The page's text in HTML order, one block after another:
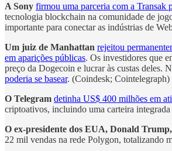
A Sony firmou uma parceria com a Transak
tecnologia blockchain na comunidade de
importante para conectar as indústrias de
Um juiz de Manhattan rejeitou
em aparições públicas. Os investidores que
preço da Dogecoin e lucrar às custas deles.
poderia se basear. (Coindesk; Cointelegraph)
O Telegram detinha US$ 400 milhões em
criptoativos, incluindo uma carteira
O ex-presidente dos EUA, Donald Trump,
22 mil vendas na rede Polygon, totalizando